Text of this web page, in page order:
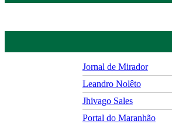
Jornal de Mirador
Leandro Nolêto
Jhivago Sales
Portal do Maranhão